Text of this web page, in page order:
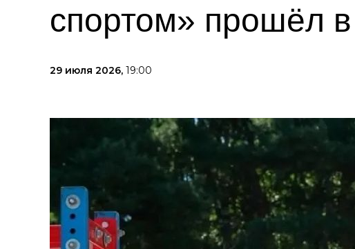
спортом» прошёл
29 июля 2026, 19:00